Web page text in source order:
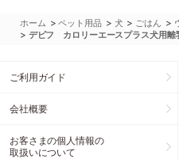
ホーム >ペット用品 > 犬 > ごはん >
> デビフ カロリーエースプラス犬用離
ご利用ガイド
会社概要
お客さまの個人情報の
取扱いについて